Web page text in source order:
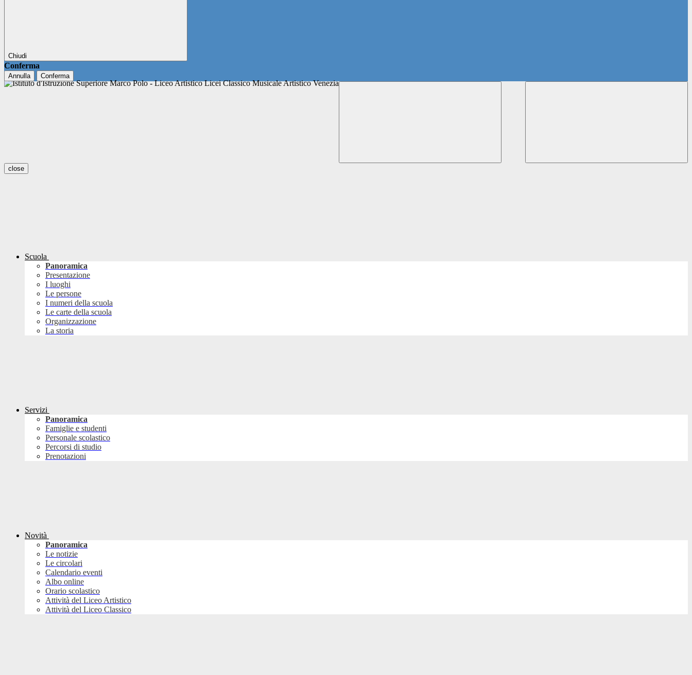
Chiudi
Conferma
Annulla Conferma
close
Scuola
Panoramica
Presentazione
I luoghi
Le persone
I numeri della scuola
Le carte della scuola
Organizzazione
La storia
Servizi
Panoramica
Famiglie e studenti
Personale scolastico
Percorsi di studio
Prenotazioni
Novità
Panoramica
Le notizie
Le circolari
Calendario eventi
Albo online
Orario scolastico
Attività del Liceo Artistico
Attività del Liceo Classico